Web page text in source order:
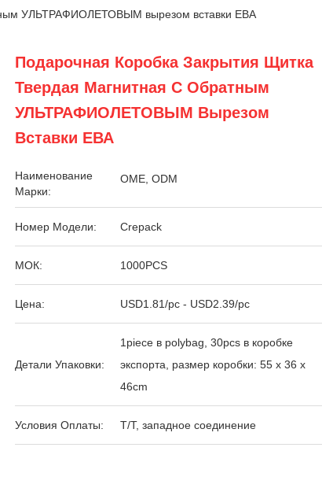
УЛЬТРАФИОЛЕТОВЫМ вырезом вставки ЕВА
Подарочная Коробка Закрытия Щитка
Твердая Магнитная С Обратным
УЛЬТРАФИОЛЕТОВЫМ Вырезом
Вставки ЕВА
Наименование
Марки:
OME, ODM
Номер Модели: Crepack
МОК: 1000PCS
Цена: USD1.81/pc - USD2.39/pc
Детали Упаковки:
1piece в polybag, 30pcs в коробке
экспорта, размер коробки: 55 x 36 x
46cm
Условия Оплаты: T/T, западное соединение